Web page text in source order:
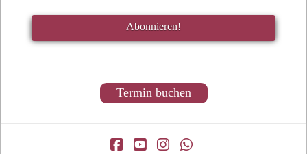
Termin buchen